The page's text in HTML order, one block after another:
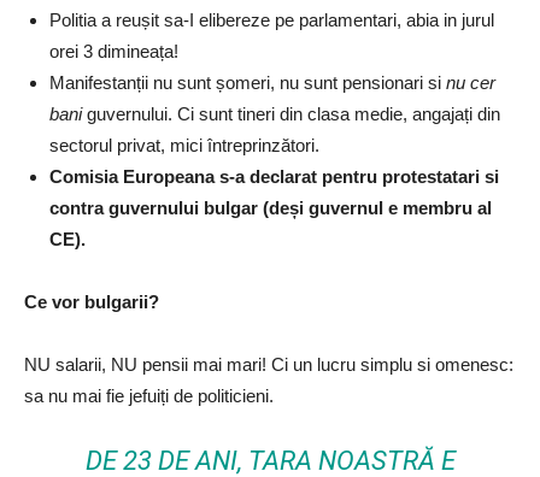
Politia a reușit sa-I elibereze pe parlamentari, abia in jurul
orei 3 dimineața!
Manifestanții nu sunt șomeri, nu sunt pensionari si nu cer
baniguvernului. Ci sunt tineri din clasa medie, angajați din
sectorul privat, mici întreprinzători.
Comisia Europeana s-a declarat pentru protestatari si
contra guvernului bulgar (deși guvernul e membru al
CE).
Ce vor bulgarii?
NU salarii, NU pensii mai mari! Ci un lucru simplu si omenesc:
sa nu mai fie jefuiți de politicieni.
DE 23 DE ANI, TARA NOASTRĂ E